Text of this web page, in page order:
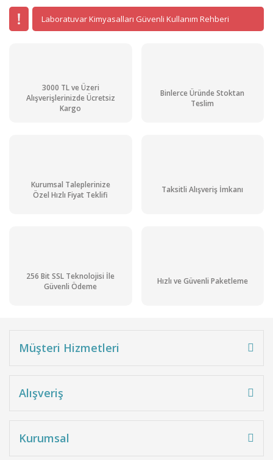
Laboratuvar Kimyasalları Güvenli Kullanım Rehberi
3000 TL ve Üzeri
Alışverişlerinizde Ücretsiz
Kargo
Binlerce Üründe Stoktan
Teslim
Kurumsal Taleplerinize
Özel Hızlı Fiyat Teklifi
Taksitli Alışveriş İmkanı
256 Bit SSL Teknolojisi İle
Güvenli Ödeme
Hızlı ve Güvenli Paketleme
Müşteri Hizmetleri
Alışveriş
Kurumsal